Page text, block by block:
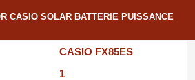
CASIO SOLAR BATTERIE PUISSANCE
CASIO FX85ES
1